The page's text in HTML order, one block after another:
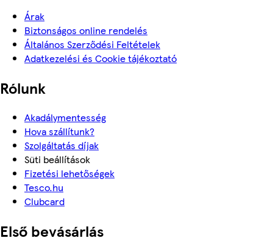
Árak
Biztonságos online rendelés
Általános Szerződési Feltételek
Adatkezelési és Cookie tájékoztató
Rólunk
Akadálymentesség
Hova szállítunk?
Szolgáltatás díjak
Süti beállítások
Fizetési lehetőségek
Tesco.hu
Clubcard
Első bevásárlás